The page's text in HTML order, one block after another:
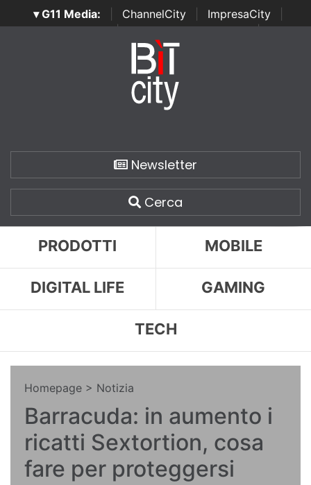
▾ G11 Media: ChannelCity ImpresaCity
SecurityOpenLab | Italian Channel Awards | Italian
Italian Security Awards
Newsletter
Cerca
PRODOTTI MOBILE
DIGITAL LIFE GAMING
TECH
Homepage > Notizia
Barracuda: in aumento i
ricatti Sextortion, cosa
fare per proteggersi